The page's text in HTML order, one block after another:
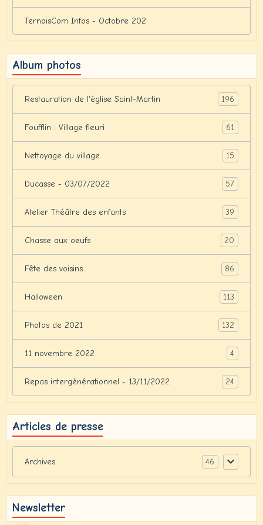
TernoisCom Infos - Octobre 202
Album photos
Restauration de l'église Saint-Martin 196
Foufflin : Village fleuri 61
Nettoyage du village 15
Ducasse - 03/07/2022 57
Atelier Théâtre des enfants 39
Chasse aux oeufs 20
Fête des voisins 86
Halloween 113
Photos de 2021 132
11 novembre 2022 4
Repas intergénérationnel - 13/11/2022 24
Articles de presse
Archives 46
Newsletter